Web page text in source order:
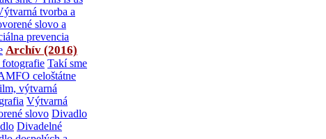
tvorba a
slovo a
prevencia
Archív (2016)
Takí sme
celoštátne
výtvarná
Výtvarná
slovo Divadlo
Divadelné